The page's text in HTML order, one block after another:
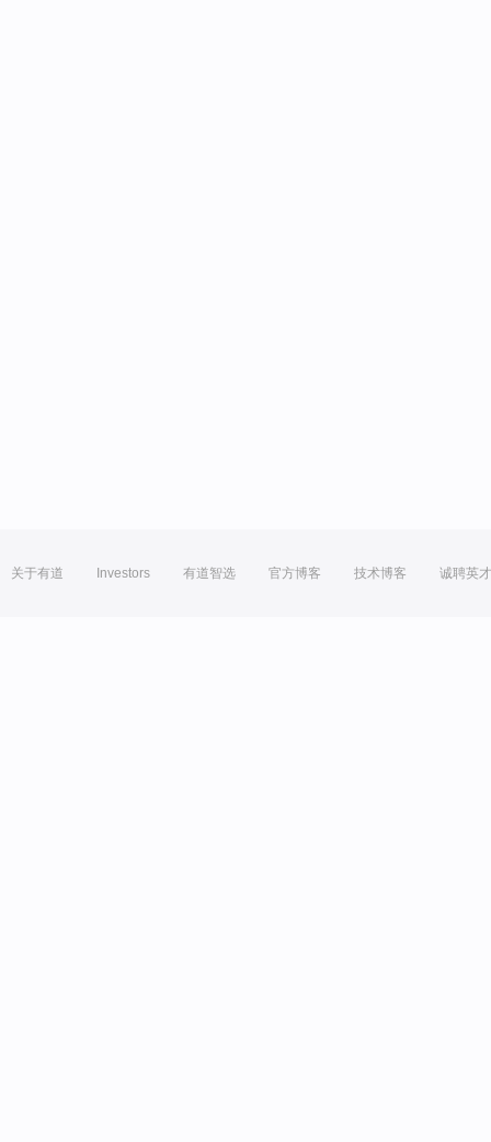
关于有道 Investors 有道智选 官方博客 技术博客 诚聘英才